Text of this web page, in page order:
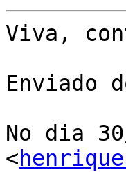
Viva,
Enviado
No dia
<